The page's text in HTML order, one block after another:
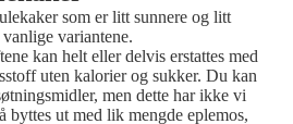
som er litt sunnere og litt
variantene.
kan helt eller delvis erstattes med
uten kalorier og sukker. Du kan
men dette har ikke vi
byttes ut med lik mengde eplemos,